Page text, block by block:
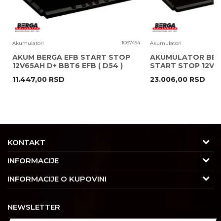
POŠALJI
Akumulatori 1067454
AKUM BERGA EFB START STOP
12V65AH D+ BBT6 EFB ( D54 )
11.447,00 RSD
Akumulatori
AKUMULATOR
START STOP
23.006,00 RSD
KONTAKT
Adresa
Trgovačka 7/2, Čukarica
11030 Beograd, Srbija
INFORMACIJE
O nama
Saradnja
INFORMACIJE O KUPOVINI
Izjava o privatnosti i sigurnosti podataka
NEWSLETTER